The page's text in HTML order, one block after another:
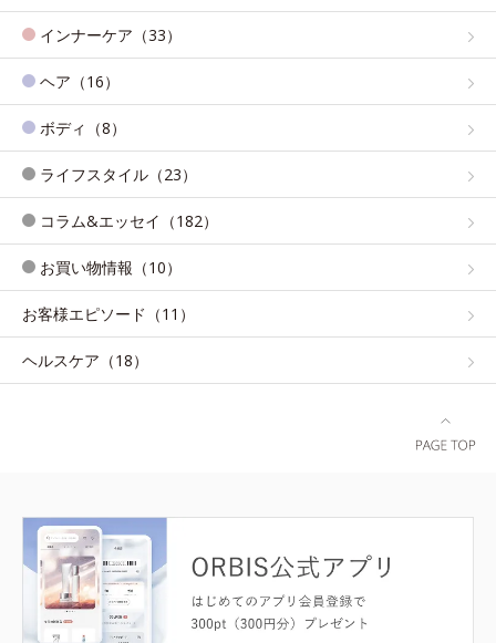
インナーケア（33）
ヘア（16）
ボディ（8）
ライフスタイル（23）
コラム&エッセイ（182）
お買い物情報（10）
お客様エピソード（11）
ヘルスケア（18）